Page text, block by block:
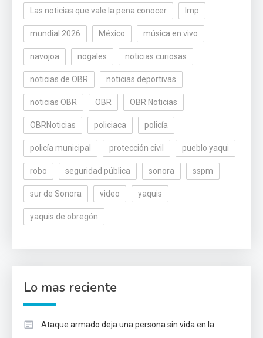
Las noticias que vale la pena conocer lmp
mundial 2026 México música en vivo
navojoa nogales noticias curiosas
noticias de OBR noticias deportivas
noticias OBR OBR OBR Noticias
OBRNoticias policiaca policía
policía municipal protección civil pueblo yaqui
robo seguridad pública sonora sspm
sur de Sonora video yaquis
yaquis de obregón
Lo mas reciente
Ataque armado deja una persona sin vida en la